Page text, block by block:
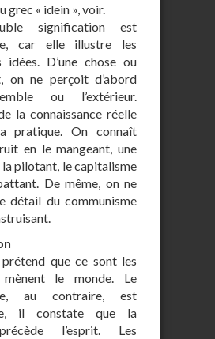
grec « idein », voir.
signification est
car elle illustre les
idées. D’une chose ou
on ne perçoit d’abord
ou l’extérieur.
la connaissance réelle
pratique. On connaît
en le mangeant, une
la pilotant, le capitalisme
De même, on ne
détail du communisme
prétend que ce sont les
le monde. Le
au contraire, est
il constate que la
l’esprit. Les